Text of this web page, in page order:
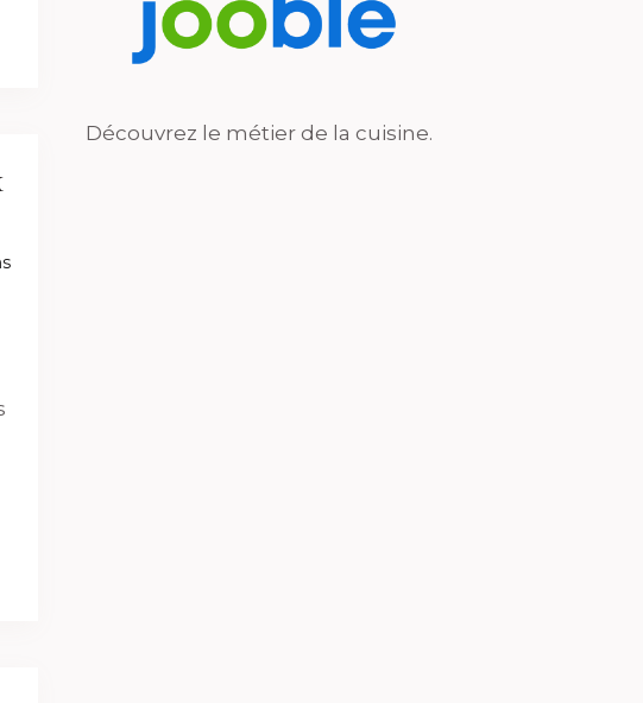
Découvrez le métier de la cuisine.